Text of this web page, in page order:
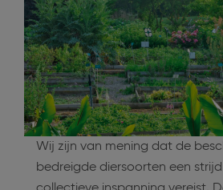
Wij zijn van mening dat de
bedreigde diersoorten een strijd